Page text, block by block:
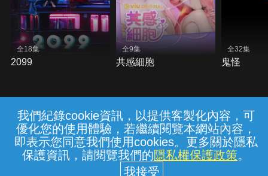
我們紀錄cookie資訊，以提供客製化內容，可
優化您的使用體驗，若繼續閱覽本網站內容，
即表示您同意我們使用cookies。更多關於隱私
保護資訊，請閱覽我們的隱私權保護政策。
全18集
2099
全9集
共感細胞
全32集
鬼怪
常見問題 線上客服 服務條款 隱私權保護
中華電信股份有限公司個人家庭分公司
(統一編號：96979949) © 2026
{{notifyMsg}}